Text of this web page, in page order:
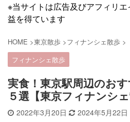
※当サイトは広告及びアフィリ
益を得ています
HOME >東京散歩 >フィナンシェ散歩 >
フィナンシェ散歩
実食！東京駅周辺のお
５選【東京フィナンシ
2022年3月20日 2024年5月22日